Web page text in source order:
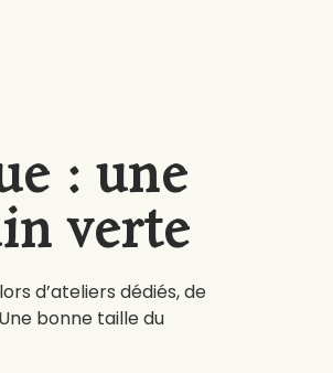
: une
verte
d’ateliers dédiés, de
bonne taille du